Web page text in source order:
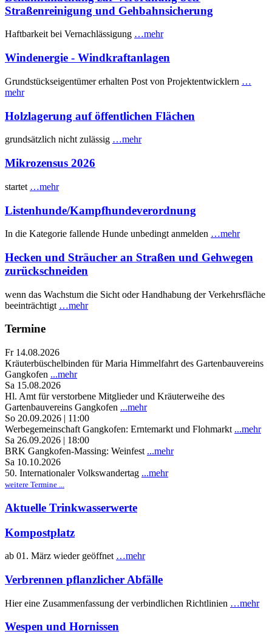
Straßenreinigung und Gehbahnsicherung
Haftbarkeit bei Vernachlässigung …mehr
Windenergie - Windkraftanlagen
Grundstückseigentümer erhalten Post von Projektentwicklern …
mehr
Holzlagerung auf öffentlichen Flächen
grundsätzlich nicht zulässig …mehr
Mikrozensus 2026
startet …mehr
Listenhunde/Kampfhundeverordnung
In die Kategorie fallende Hunde unbedingt anmelden …mehr
Hecken und Sträucher an Straßen und Gehwegen
zurückschneiden
wenn das Wachstum die Sicht oder Handhabung der Verkehrsfläche
beeinträchtigt …mehr
Termine
Fr 14.08.2026
Kräuterbüschelbinden für Maria Himmelfahrt des Gartenbauvereins
Gangkofen ...mehr
Sa 15.08.2026
Hl. Amt für verstorbene Mitglieder und Kräuterweihe des
Gartenbauvereins Gangkofen ...mehr
So 20.09.2026 | 11:00
Werbegemeinschaft Gangkofen: Erntemarkt und Flohmarkt ...mehr
Sa 26.09.2026 | 18:00
BRK Gangkofen-Massing: Weinfest ...mehr
Sa 10.10.2026
50. Internationaler Volkswandertag ...mehr
weitere Termine ...
Aktuelle Trinkwasserwerte
Kompostplatz
ab 01. März wieder geöffnet …mehr
Verbrennen pflanzlicher Abfälle
Hier eine Zusammenfassung der verbindlichen Richtlinien …mehr
Wespen und Hornissen